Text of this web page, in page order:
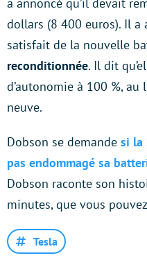
a annoncé qu’il devait
dollars (8 400 euros). Il a
satisfait de la nouvelle
reconditionnée. Il dit
d’autonomie à 100 %,
neuve.
Dobson se demande si la
pas endommagé sa
Dobson raconte son
minutes, que vous
Tesla